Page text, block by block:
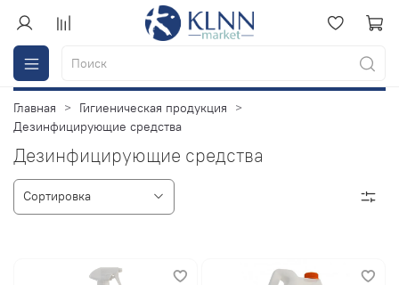
Главная
Гигиеническая продукция
Дезинфицирующие средства
Дезинфицирующие средства